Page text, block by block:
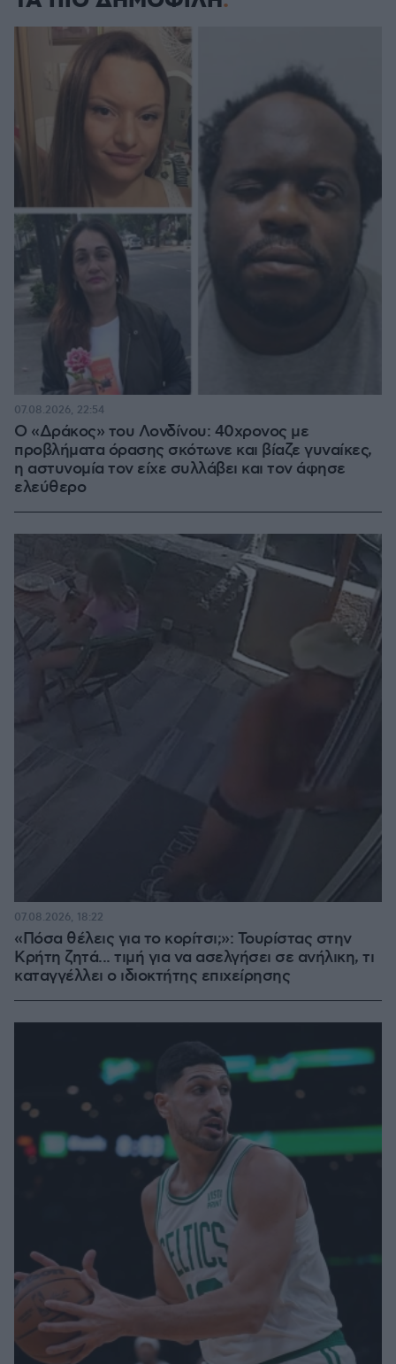
Ο «Δράκος» του Λονδίνου: 40χρονος με
προβλήματα όρασης σκότωνε και βίαζε γυναίκες,
η αστυνομία τον είχε συλλάβει και τον άφησε
ελεύθερο
07.08.2026, 22:54
«Πόσα θέλεις για το κορίτσι;»: Τουρίστας στην
Κρήτη ζητά... τιμή για να ασελγήσει σε ανήλικη, τι
καταγγέλλει ο ιδιοκτήτης επιχείρησης
07.08.2026, 18:22